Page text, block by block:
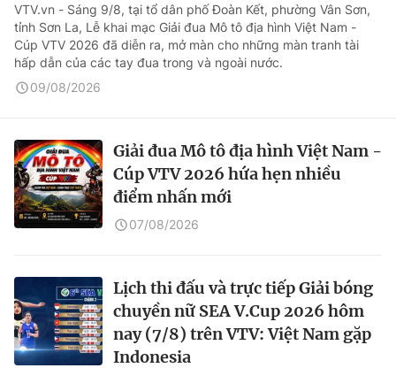
VTV.vn - Sáng 9/8, tại tổ dân phố Đoàn Kết, phường Vân Sơn,
tỉnh Sơn La, Lễ khai mạc Giải đua Mô tô địa hình Việt Nam -
Cúp VTV 2026 đã diễn ra, mở màn cho những màn tranh tài
hấp dẫn của các tay đua trong và ngoài nước.
09/08/2026
Giải đua Mô tô địa hình Việt Nam -
Cúp VTV 2026 hứa hẹn nhiều
điểm nhấn mới
07/08/2026
Lịch thi đấu và trực tiếp Giải bóng
chuyền nữ SEA V.Cup 2026 hôm
nay (7/8) trên VTV: Việt Nam gặp
Indonesia